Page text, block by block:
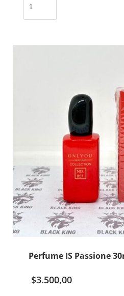
BLACK
OPIUM
100ml
Perfume IS Passione
$3.500,00